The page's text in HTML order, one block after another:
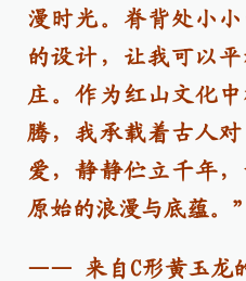
漫时光。脊背处小
的设计，让我可以
庄。作为红山文化
腾，我承载着古人
爱，静静伫立千年
原始的浪漫与底蕴。”
—— 来自C形黄玉龙